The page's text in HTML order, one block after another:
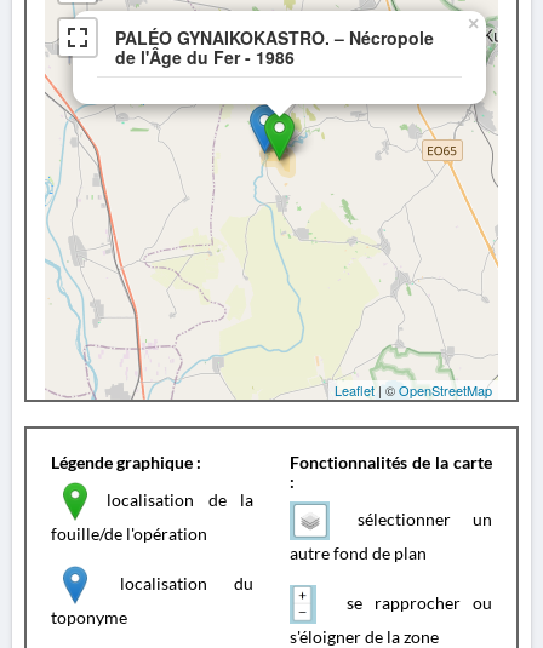
PALÉO GYNAIKOKASTRO. – Nécropole
de l'Âge du Fer - 1986
×
Leaflet | ©OpenStreetMap
Légende graphique :
localisation de la
fouille/de l'opération
localisation du
toponyme
Fonctionnalités de la carte
:
sélectionner un
autre fond de plan
se rapprocher ou
s'éloigner de la zone